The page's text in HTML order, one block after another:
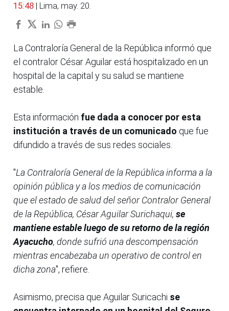
15:48 | Lima, may. 20.
La Contraloría General de la República informó que
el contralor César Aguilar está hospitalizado en un
hospital de la capital y su salud se mantiene
estable.
Esta información fue dada a conocer por esta
institución a través de un comunicado que fue
difundido a través de sus redes sociales.
"La Contraloría General de la República informa a la
opinión pública y a los medios de comunicación
que el estado de salud del señor Contralor General
de la República, César Aguilar Surichaqui, se
mantiene estable luego de su retorno de la región
Ayacucho, donde sufrió una descompensación
mientras encabezaba un operativo de control en
dicha zona", refiere.
Asimismo, precisa que Aguilar Suricachi se